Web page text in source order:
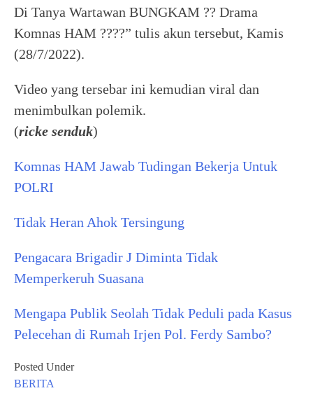
Di Tanya Wartawan BUNGKAM ?? Drama
Komnas HAM ????” tulis akun tersebut, Kamis
(28/7/2022).
Video yang tersebar ini kemudian viral dan
menimbulkan polemik.
(ricke senduk)
Komnas HAM Jawab Tudingan Bekerja Untuk
POLRI
Tidak Heran Ahok Tersingung
Pengacara Brigadir J Diminta Tidak
Memperkeruh Suasana
Mengapa Publik Seolah Tidak Peduli pada Kasus
Pelecehan di Rumah Irjen Pol. Ferdy Sambo?
Posted Under
BERITA